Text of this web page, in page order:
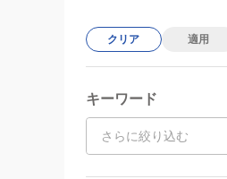
クリア 適用
キーワード